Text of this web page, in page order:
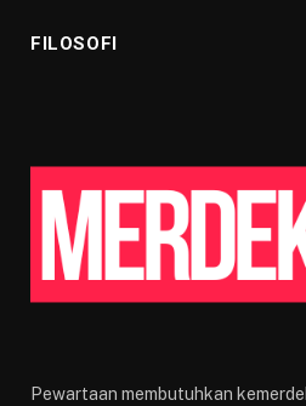
FILOSOFI
Pewartaan membutuhkan